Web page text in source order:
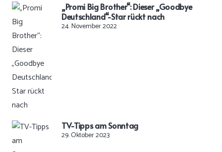
„Promi Big Brother“: Dieser „Goodbye
Deutschland“-Star rückt nach
24. November 2022
TV-Tipps am Sonntag
29. Oktober 2023